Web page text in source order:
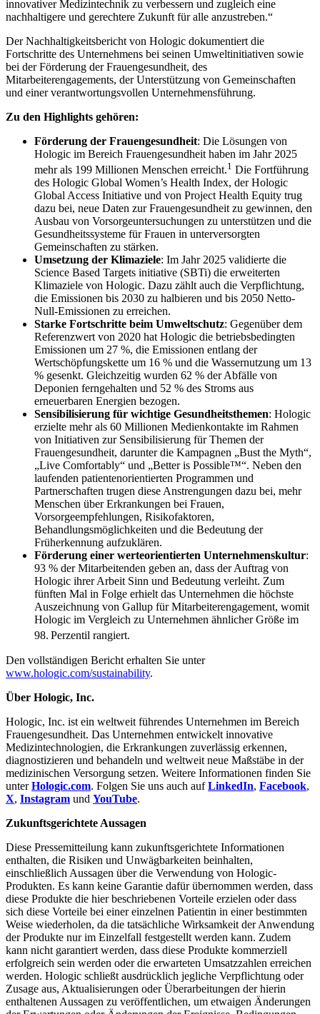
innovativer Medizintechnik zu verbessern und zugleich eine
nachhaltigere und gerechtere Zukunft für alle anzustreben.“
Der Nachhaltigkeitsbericht von Hologic dokumentiert die
Fortschritte des Unternehmens bei seinen Umweltinitiativen sowie
bei der Förderung der Frauengesundheit, des
Mitarbeiterengagements, der Unterstützung von Gemeinschaften
und einer verantwortungsvollen Unternehmensführung.
Zu den Highlights gehören:
Förderung der Frauengesundheit: Die Lösungen von
Hologic im Bereich Frauengesundheit haben im Jahr 2025
mehr als 199 Millionen Menschen erreicht.1 Die Fortführung
des Hologic Global Women’s Health Index, der Hologic
Global Access Initiative und von Project Health Equity trug
dazu bei, neue Daten zur Frauengesundheit zu gewinnen, den
Ausbau von Vorsorgeuntersuchungen zu unterstützen und die
Gesundheitssysteme für Frauen in unterversorgten
Gemeinschaften zu stärken.
Umsetzung der Klimaziele: Im Jahr 2025 validierte die
Science Based Targets initiative (SBTi) die erweiterten
Klimaziele von Hologic. Dazu zählt auch die Verpflichtung,
die Emissionen bis 2030 zu halbieren und bis 2050 Netto-
Null-Emissionen zu erreichen.
Starke Fortschritte beim Umweltschutz: Gegenüber dem
Referenzwert von 2020 hat Hologic die betriebsbedingten
Emissionen um 27 %, die Emissionen entlang der
Wertschöpfungskette um 16 % und die Wassernutzung um 13
% gesenkt. Gleichzeitig wurden 62 % der Abfälle von
Deponien ferngehalten und 52 % des Stroms aus
erneuerbaren Energien bezogen.
Sensibilisierung für wichtige Gesundheitsthemen: Hologic
erzielte mehr als 60 Millionen Medienkontakte im Rahmen
von Initiativen zur Sensibilisierung für Themen der
Frauengesundheit, darunter die Kampagnen „Bust the Myth“,
„Live Comfortably“ und „Better is Possible™“. Neben den
laufenden patientenorientierten Programmen und
Partnerschaften trugen diese Anstrengungen dazu bei, mehr
Menschen über Erkrankungen bei Frauen,
Vorsorgeempfehlungen, Risikofaktoren,
Behandlungsmöglichkeiten und die Bedeutung der
Früherkennung aufzuklären.
Förderung einer werteorientierten Unternehmenskultur:
93 % der Mitarbeitenden geben an, dass der Auftrag von
Hologic ihrer Arbeit Sinn und Bedeutung verleiht. Zum
fünften Mal in Folge erhielt das Unternehmen die höchste
Auszeichnung von Gallup für Mitarbeiterengagement, womit
Hologic im Vergleich zu Unternehmen ähnlicher Größe im
98. Perzentil rangiert.
Den vollständigen Bericht erhalten Sie unter
www.hologic.com/sustainability.
Über Hologic, Inc.
Hologic, Inc. ist ein weltweit führendes Unternehmen im Bereich
Frauengesundheit. Das Unternehmen entwickelt innovative
Medizintechnologien, die Erkrankungen zuverlässig erkennen,
diagnostizieren und behandeln und weltweit neue Maßstäbe in der
medizinischen Versorgung setzen. Weitere Informationen finden Sie
unterHologic.com. Folgen Sie uns auch aufLinkedIn, Facebook,
X, Instagram und YouTube.
Zukunftsgerichtete Aussagen
Diese Pressemitteilung kann zukunftsgerichtete Informationen
enthalten, die Risiken und Unwägbarkeiten beinhalten,
einschließlich Aussagen über die Verwendung von Hologic-
Produkten. Es kann keine Garantie dafür übernommen werden, dass
diese Produkte die hier beschriebenen Vorteile erzielen oder dass
sich diese Vorteile bei einer einzelnen Patientin in einer bestimmten
Weise wiederholen, da die tatsächliche Wirksamkeit der Anwendung
der Produkte nur im Einzelfall festgestellt werden kann. Zudem
kann nicht garantiert werden, dass diese Produkte kommerziell
erfolgreich sein werden oder die erwarteten Umsatzzahlen erreichen
werden. Hologic schließt ausdrücklich jegliche Verpflichtung oder
Zusage aus, Aktualisierungen oder Überarbeitungen der hierin
enthaltenen Aussagen zu veröffentlichen, um etwaigen Änderungen